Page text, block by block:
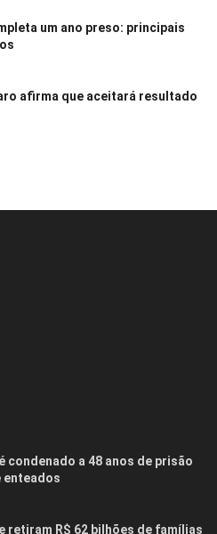
um ano preso: principais
afirma que aceitará resultado
condenado a 48 anos de prisão
retiram R$ 62 bilhões de famílias